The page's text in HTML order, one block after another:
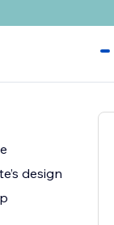
0
design